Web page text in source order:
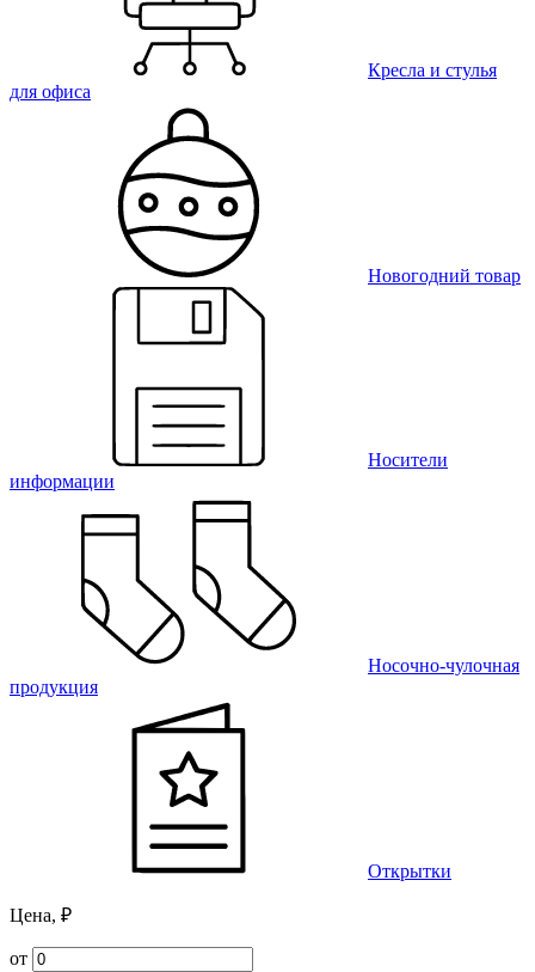
Кресла и стулья
для офиса
Новогодний товар
Носители
информации
Носочно-чулочная
продукция
Открытки
Цена, ₽
от